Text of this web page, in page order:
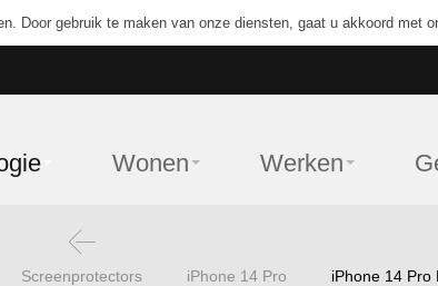
Door gebruik te maken van onze diensten, gaat u akkoord met
Wonen Werken
Screenprotectors iPhone 14 Pro iPhone 14 Pro